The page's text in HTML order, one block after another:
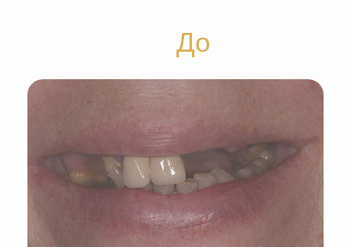
До